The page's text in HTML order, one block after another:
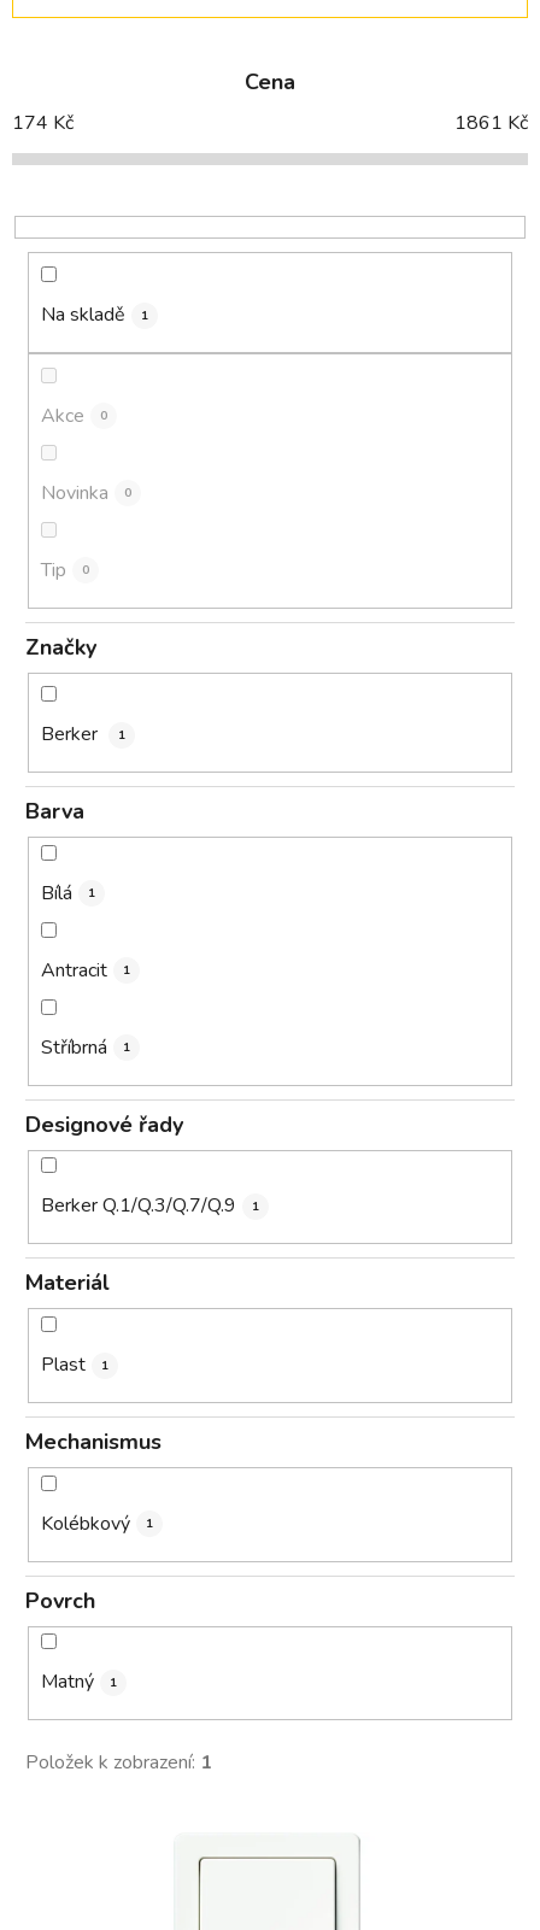
z
í
p
o
d
Cena
174 Kč 1861 Kč
Na skladě 1
Akce 0
Novinka 0
Tip 0
Značky
Berker 1
Barva
Bílá 1
Antracit 1
Stříbrná 1
Designové řady
Berker Q.1/Q.3/Q.7/Q.9 1
Materiál
Plast 1
Mechanismus
Kolébkový 1
Povrch
Matný 1
Položek k zobrazení: 1